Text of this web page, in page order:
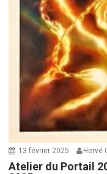
13 février 2025 Hervé
Atelier du Portail